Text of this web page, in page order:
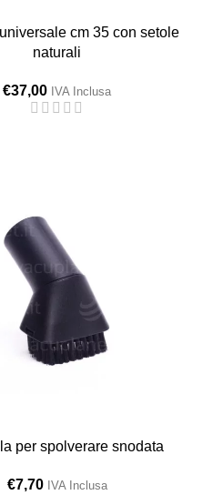
cm 35 con setole
naturali
€37,00 IVA Inclusa
per spolverare snodata
€7,70 IVA Inclusa